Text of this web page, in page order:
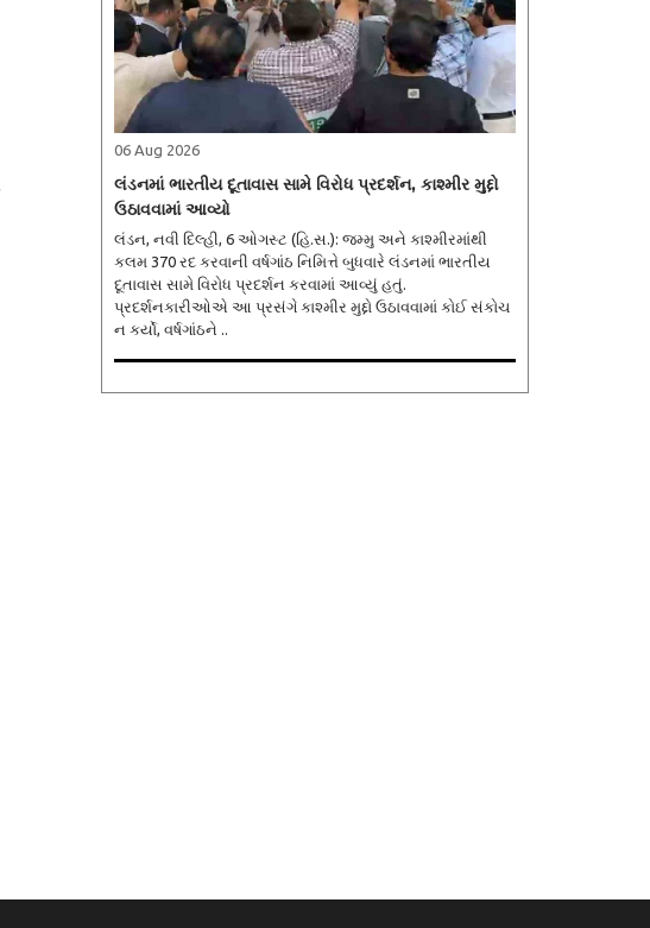
06 Aug 2026
લંડનમાં ભારતીય દૂતાવાસ સામે વિરોધ પ્રદર્શન, કાશ્મીર મુદ્દો
ઉઠાવવામાં આવ્યો
લંડન, નવી દિલ્હી, 6 ઓગસ્ટ (હિ.સ.): જમ્મુ અને કાશ્મીરમાંથી
કલમ 370 રદ કરવાની વર્ષગાંઠ નિમિત્તે બુધવારે લંડનમાં ભારતીય
દૂતાવાસ સામે વિરોધ પ્રદર્શન કરવામાં આવ્યું હતું.
પ્રદર્શનકારીઓએ આ પ્રસંગે કાશ્મીર મુદ્દો ઉઠાવવામાં કોઈ સંકોચ
ન કર્યો, વર્ષગાંઠને ..